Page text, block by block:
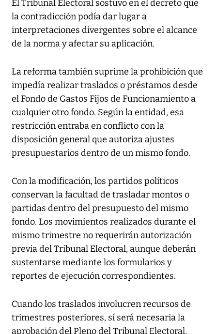
El Tribunal Electoral sostuvo en el decreto que
la contradicción podía dar lugar a
interpretaciones divergentes sobre el alcance
de la norma y afectar su aplicación.
La reforma también suprime la prohibición que
impedía realizar traslados o préstamos desde
el Fondo de Gastos Fijos de Funcionamiento a
cualquier otro fondo. Según la entidad, esa
restricción entraba en conflicto con la
disposición general que autoriza ajustes
presupuestarios dentro de un mismo fondo.
Con la modificación, los partidos políticos
conservan la facultad de trasladar montos o
partidas dentro del presupuesto del mismo
fondo. Los movimientos realizados durante el
mismo trimestre no requerirán autorización
previa del Tribunal Electoral, aunque deberán
sustentarse mediante los formularios y
reportes de ejecución correspondientes.
Cuando los traslados involucren recursos de
trimestres posteriores, sí será necesaria la
aprobación del Pleno del Tribunal Electoral,